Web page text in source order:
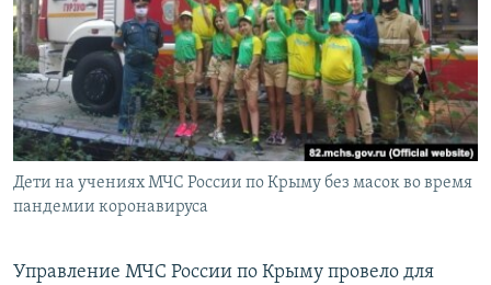
ПРОПАВШИЕ БЕЗ ВЕСТИ
ПОБЕДИТЕЛЕЙ НЕ СУДЯТ?
КРЫМ.НЕПОКОРЕННЫЙ
ELIFBE
УКРАИНСКАЯ ПРОБЛЕМА КРЫМА
Qırımtatar
ПРИСОЕДИНЯЙТЕСЬ!
Все сайты RFE/RL
Дети на учениях МЧС России по Крыму без масок во время
пандемии коронавируса
Управление МЧС России по Крыму провело для